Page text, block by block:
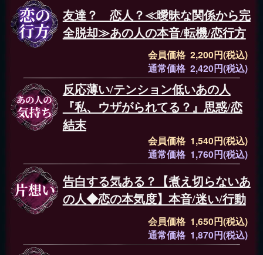
友達？ 恋人？≪曖昧な関係から完
全脱却≫あの人の本音/転機/恋行方
会員価格 2,200円(税込)
通常価格 2,420円(税込)
反応薄い/テンション低いあの人
『私、ウザがられてる？』思惑/恋
結末
会員価格 1,540円(税込)
通常価格 1,760円(税込)
告白する気ある？【煮え切らないあ
の人◆恋の本気度】本音/迷い/行動
会員価格 1,650円(税込)
通常価格 1,870円(税込)